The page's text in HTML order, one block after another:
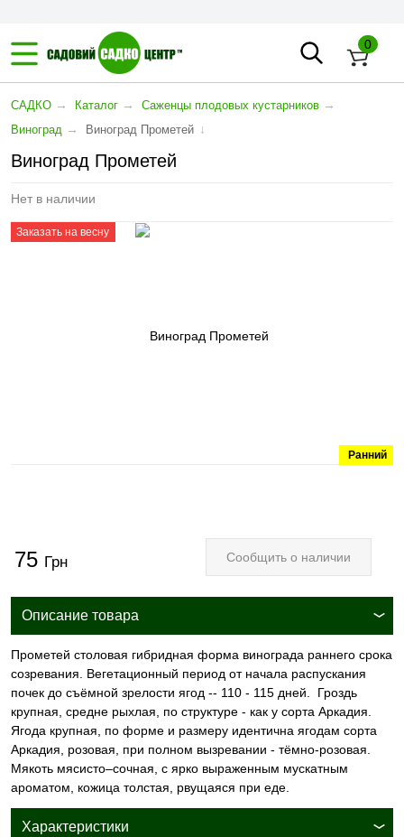
0
САДКО → Каталог → Саженцы плодовых кустарников →
Виноград → Виноград Прометей ↓
Виноград Прометей
Нет в наличии
Заказать на весну
Ранний
75 Грн Сообщить о наличии
Описание товара
Прометей столовая гибридная форма винограда раннего срока
созревания. Вегетационный период от начала распускания
почек до съёмной зрелости ягод -- 110 - 115 дней. Гроздь
крупная, средне рыхлая, по структуре - как у сорта Аркадия.
Ягода крупная, по форме и размеру идентична ягодам сорта
Аркадия, розовая, при полном вызревании - тёмно-розовая.
Мякоть мясисто–сочная, с ярко выраженным мускатным
ароматом, кожица толстая, рвущаяся при еде.
Характеристики